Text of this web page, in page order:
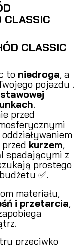
CLASSIC
to niedroga, a
pojazdu .
.
przed
kurzem,
spadającymi z
prostego
✅.
materiału,
i przetarcia,
przeciwko